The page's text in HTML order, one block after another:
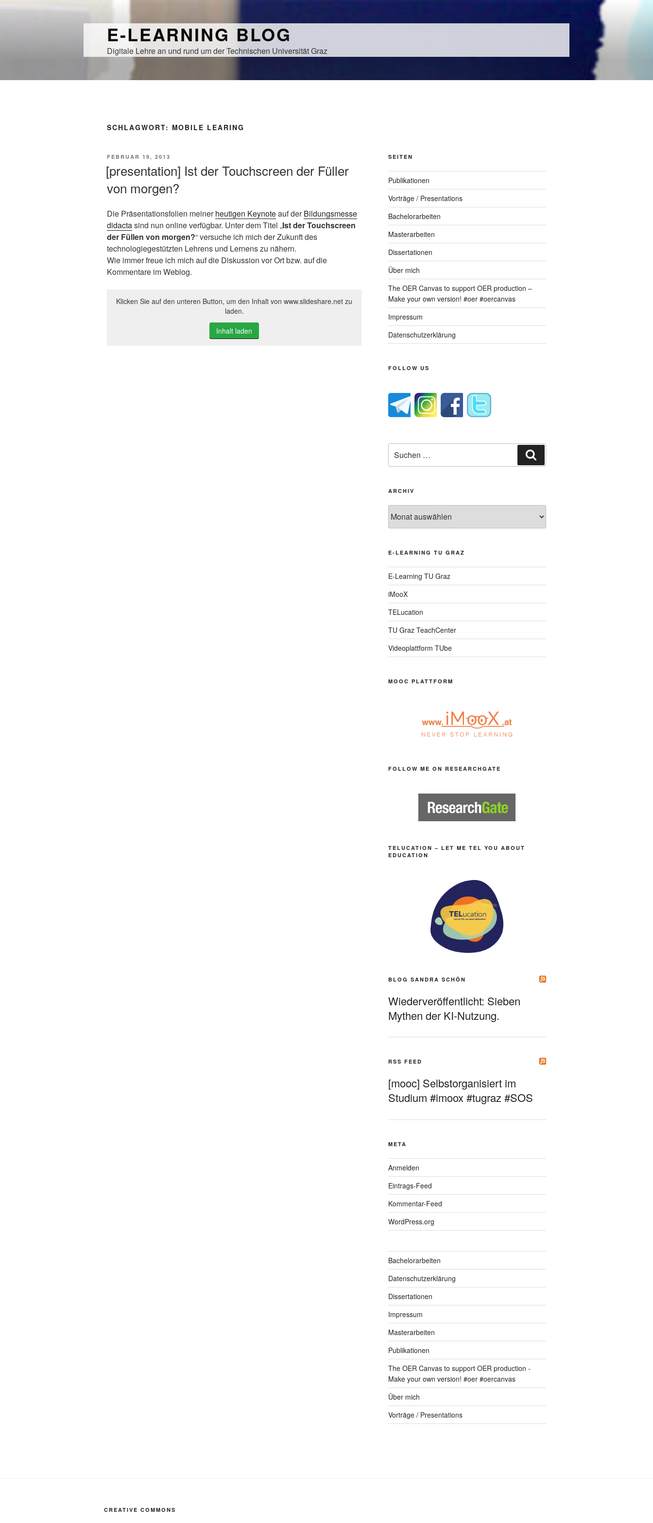
E-LEARNING BLOG
Digitale Lehre an und rund um der Technischen Universität Graz
SCHLAGWORT: MOBILE LEARING
VERÖFFENTLICHT
FEBRUAR 19, 2013
[presentation] Ist der Touchscreen der Füller
von morgen?
Die Präsentationsfolien meinerheutigen Keynoteauf derBildungsmesse
didactasind nun online verfügbar. Unter dem Titel „Ist der Touchscreen
der Füllen von morgen?“ versuche ich mich der Zukunft des
technologiegestützten Lehrens und Lernens zu nähern.
Wie immer freue ich mich auf die Diskussion vor Ort bzw. auf die
Kommentare im Weblog.
Klicken Sie auf den unteren Button, um den Inhalt von www.slideshare.net zu
laden.
Inhalt laden
SEITEN
Publikationen
Vorträge / Presentations
Bachelorarbeiten
Masterarbeiten
Dissertationen
Über mich
The OER Canvas to support OER production –
Make your own version! #oer #oercanvas
Impressum
Datenschutzerklärung
FOLLOW US
nach:
ARCHIV
E-LEARNING TU GRAZ
E-Learning TU Graz
iMooX
TELucation
TU Graz TeachCenter
Videoplattform TUbe
MOOC PLATTFORM
FOLLOW ME ON RESEARCHGATE
TELUCATION – LET ME TEL YOU ABOUT
EDUCATION
BLOG SANDRA SCHÖN
Wiederveröffentlicht: Sieben
Mythen der KI-Nutzung.
RSS FEED
[mooc] Selbstorganisiert im
Studium #imoox #tugraz #SOS
META
Anmelden
Eintrags-Feed
Kommentar-Feed
WordPress.org
Bachelorarbeiten
Datenschutzerklärung
Dissertationen
Impressum
Masterarbeiten
Publikationen
The OER Canvas to support OER production -
Make your own version! #oer #oercanvas
Über mich
Vorträge / Presentations
CREATIVE COMMONS